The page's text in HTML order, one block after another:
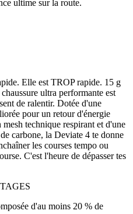
ultime sur la route.
Elle est TROP rapide. 15 g
ultra performante est
de ralentir. Dotée d'une
pour un retour d'énergie
technique respirant et d'une
carbone, la Deviate 4 te donne
les courses tempo ou
C'est l'heure de dépasser tes
d'au moins 20 % de